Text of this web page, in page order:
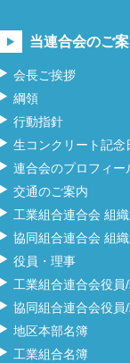
当連合会のご
会長ご挨拶
綱領
行動指針
生コンクリート記念
連合会のプロフィー
交通のご案内
工業組合連合会 組
協同組合連合会 組
役員・理事
工業組合連合会役員
協同組合連合会役員
地区本部名簿
工業組合名簿